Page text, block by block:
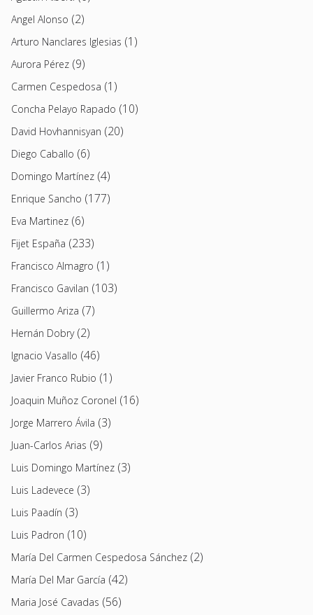
Angel Alonso (2)
Arturo Nanclares Iglesias (1)
Aurora Pérez (9)
Carmen Cespedosa (1)
Concha Pelayo Rapado (10)
David Hovhannisyan (20)
Diego Caballo (6)
Domingo Martínez (4)
Enrique Sancho (177)
Eva Martinez (6)
Fijet España (233)
Francisco Almagro (1)
Francisco Gavilan (103)
Guillermo Ariza (7)
Hernán Dobry(2)
Ignacio Vasallo (46)
Javier Franco Rubio (1)
Joaquin Muñoz Coronel (16)
Jorge Marrero Ávila (3)
Juan-Carlos Arias (9)
Luis Domingo Martínez (3)
Luis Ladevece (3)
Luis Paadín (3)
Luis Padron (10)
María Del Carmen Cespedosa Sánchez (2)
María Del Mar García (42)
Maria José Cavadas (56)